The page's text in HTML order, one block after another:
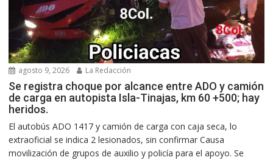
agosto 9, 2026 La Redacción
Se registra choque por alcance entre ADO y camión
de carga en autopista Isla-Tinajas, km 60 +500; hay
heridos.
El autobús ADO 1417 y camión de carga con caja seca, lo
extraoficial se indica 2 lesionados, sin confirmar Causa
movilización de grupos de auxilio y policía para el apoyo. Se